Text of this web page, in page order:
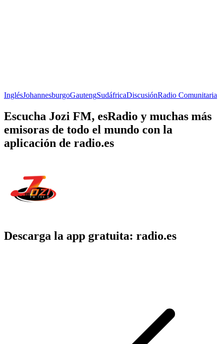
InglésJohannesburgoGautengSudáfricaDiscusiónRadio Comunitaria
Escucha Jozi FM, esRadio y muchas más
emisoras de todo el mundo con la
aplicación de radio.es
Descarga la app gratuita: radio.es